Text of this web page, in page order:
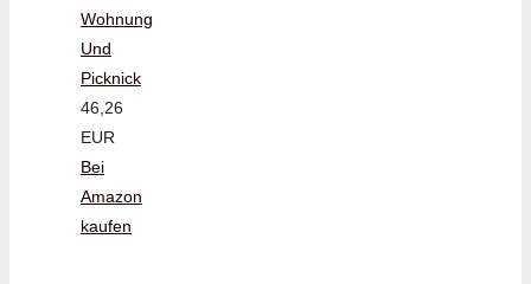
Wohnung
Und
Picknick
46,26
EUR
Bei
Amazon
kaufen